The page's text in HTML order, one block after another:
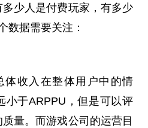
少人是付费玩家，有多少
数据需要关注：
体收入在整体用户中的情
小于ARPPU，但是可以评
量。而游戏公司的运营目